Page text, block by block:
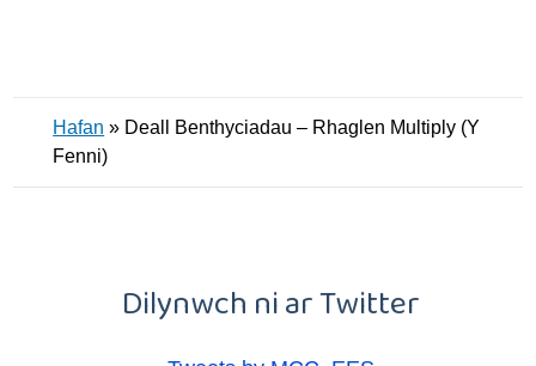
Hafan » Deall Benthyciadau – Rhaglen Multiply (Y
Fenni)
Dilynwch ni ar Twitter